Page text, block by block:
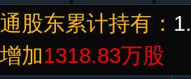
股东累计持有：
加1318.83万股